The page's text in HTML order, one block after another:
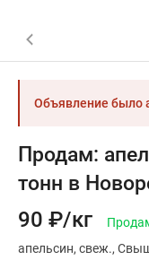
Назад к списку
Объявление было
Продам:
тонн в
90 ₽/кг
апельсин свеж.